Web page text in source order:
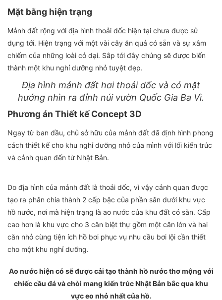
Mặt bằng hiện trạng
Mảnh đất rộng với địa hình thoải dốc hiện tại chưa được sử
dụng tới. Hiện trạng với một vài cây ăn quả có sẵn và sự xâm
chiếm của những loài cỏ dại. Sắp tới đây chúng sẽ được biến
thành một khu nghỉ dưỡng nhỏ tuyệt đẹp.
Địa hình mảnh đất hơi thoải dốc và có mặt
hướng nhìn ra đỉnh núi vườn Quốc Gia Ba Vì.
Phương án Thiết kế Concept 3D
Ngay từ ban đầu, chủ sở hữu của mảnh đất đã định hình phong
cách thiết kế cho khu nghỉ dưỡng nhỏ của mình với lối kiến trúc
và cảnh quan đến từ Nhật Bản.
Do địa hình của mảnh đất là thoải dốc, vì vậy cảnh quan được
tạo ra phân chia thành 2 cấp bậc của phần sân dưới khu vực
hồ nước, nơi mà hiện trạng là ao nước của khu đất có sẵn. Cấp
cao hơn là khu vực cho 3 căn biệt thự gồm một căn lớn và hai
căn nhỏ cùng tiện ích hồ bơi phục vụ nhu cầu bơi lội cần thiết
cho một khu nghỉ dưỡng.
Ao nước hiện có sẽ được cải tạo thành hồ nước thơ mộng với
chiếc cầu đá và chòi mang kiến trúc Nhật Bản bắc qua khu
vực eo nhỏ nhất của hồ.